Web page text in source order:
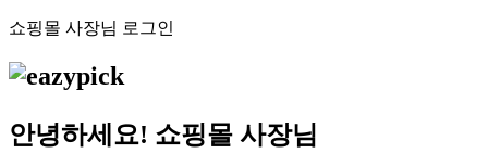
쇼핑몰 사장님 로그인
안녕하세요! 쇼핑몰 사장님